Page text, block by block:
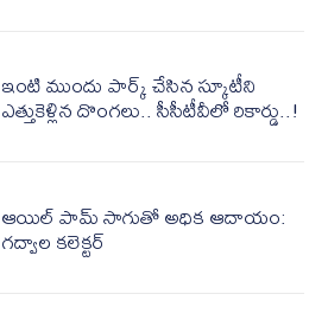
ఇంటి ముందు పార్క్ చేసిన స్కూటీని
ఎత్తుకెళ్లిన దొంగలు.. సీసీటీవీలో రికార్డు..!
ఆయిల్ పామ్ సాగుతో అధిక ఆదాయం:
గద్వాల కలెక్టర్